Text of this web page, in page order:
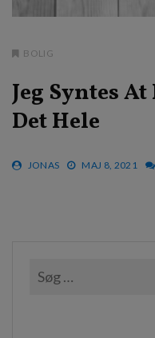
BOLIG
Jeg Syntes
Det Hele
JONAS MAJ 8, 2021